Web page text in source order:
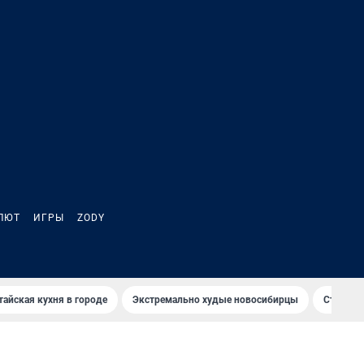
ИГРЫ ZODY
кухня в городе Экстремально худые новосибирцы Старт